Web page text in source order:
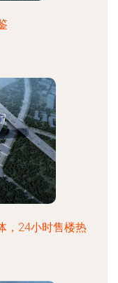
，24小时售楼热